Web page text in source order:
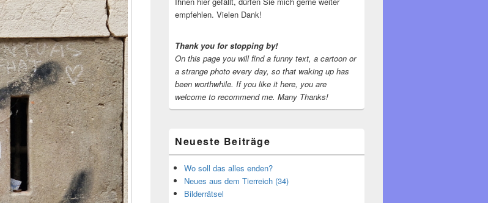
empfehlen. Vielen Dank!
Thank you for stopping by!
On this page you will find a funny text, a cartoon or
a strange photo every day, so that waking up has
been worthwhile. If you like it here, you are
welcome to recommend me. Many Thanks!
Neueste Beiträge
Wo soll das alles enden?
Neues aus dem Tierreich (34)
Bilderrätsel